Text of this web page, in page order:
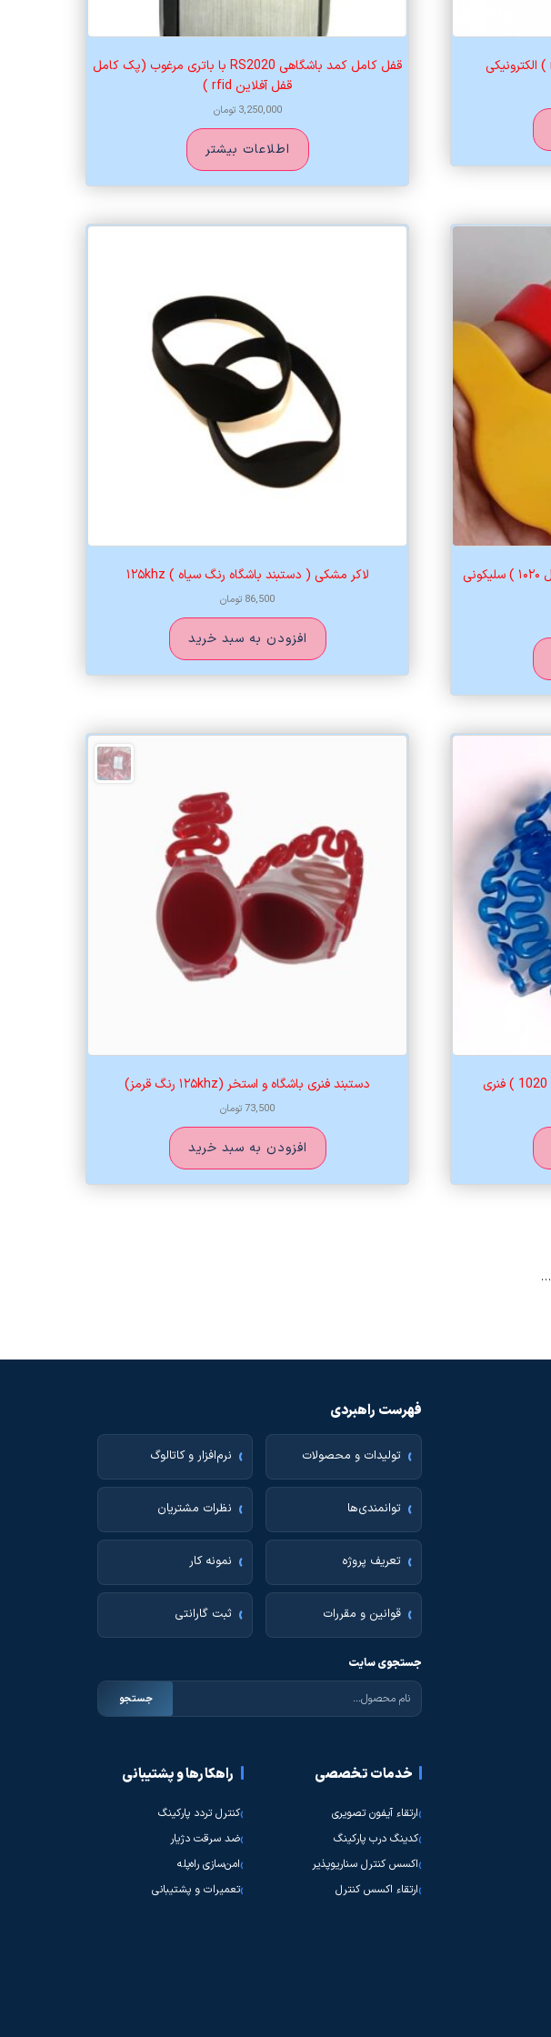
قفل کامل کمد باشگاهی RS2020 با باتری مرغوب (پک کامل
قفل آفلاین rfid )
3,250,000 تومان
اطلاعات بیشتر
دستبند مدل ۱۰۲۰ ( دستبند مخصوص قفل ۱۰۲۰ ) سلیکونی
لاکر مشکی ( دستبند باشگاه رنگ سیاه ) ۱۲۵khz
86,500 تومان
افزودن به سبد خرید
دستبند فنری باشگاه و استخر (۱۲۵khz رنگ قرمز)
73,500تومان
افزودن به سبد خرید
تگ دستبندی دو تیکه (100 عدد) سلیکونی مرغوب رنگ آبی
اطلاعات بیشتر